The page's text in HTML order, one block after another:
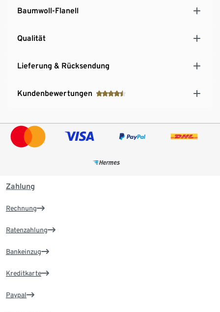
Baumwoll-Flanell
Qualität
Lieferung & Rücksendung
Kundenbewertungen
Zahlung
Rechnung
Ratenzahlung
Bankeinzug
Kreditkarte
Paypal